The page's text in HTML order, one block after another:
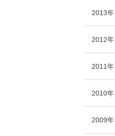
2013年
2012年
2011年
2010年
2009年